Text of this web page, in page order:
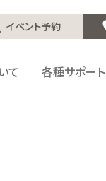
イベント予約
て 各種サポート